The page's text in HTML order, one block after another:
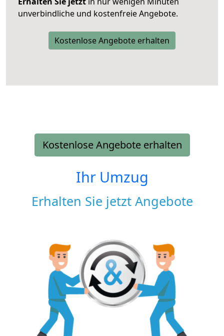
unverbindliche und kostenfreie Angebote.
Kostenlose Angebote erhalten
Kostenlose Angebote erhalten
Ihr Umzug
Erhalten Sie jetzt Angebote